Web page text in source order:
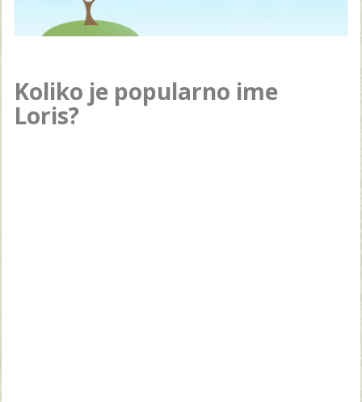
Koliko je popularno ime
Loris?